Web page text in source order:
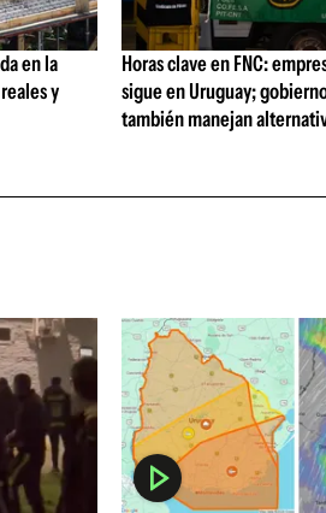
en la
y
Horas clave en FNC:
sigue en Uruguay;
también manejan